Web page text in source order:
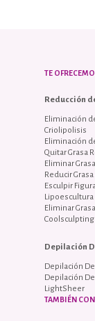
TE
Reducción
Eliminación
Criolipolisis
Eliminación
Quitar Grasa
Eliminar Grasa
Reducir
Esculpir
Lipoescultura
Eliminar
Coolsculpting
Depilación
Depilación
Depilación
LightSheer
TAMBIÉN